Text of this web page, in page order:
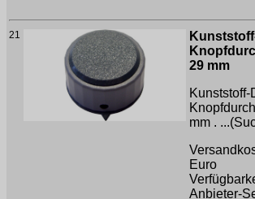
21
29 mm
Kunststoff-
mm .
Euro
Anbieter-